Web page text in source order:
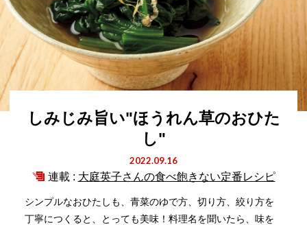
しみじみ旨い"ほうれん草のおひた
し"
2022.09.16
連載 : 大庭英子さんの食べ飽きない定番レシピ
シンプルなおひたしも、青菜のゆで方、切り方、絞り方を
丁寧につくると、とっても美味！料理名を聞いたら、味を